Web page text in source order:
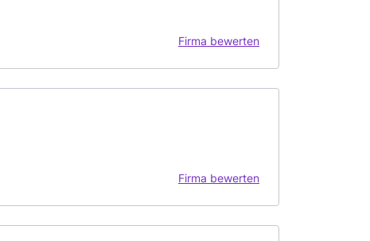
Firma bewerten
Firma bewerten